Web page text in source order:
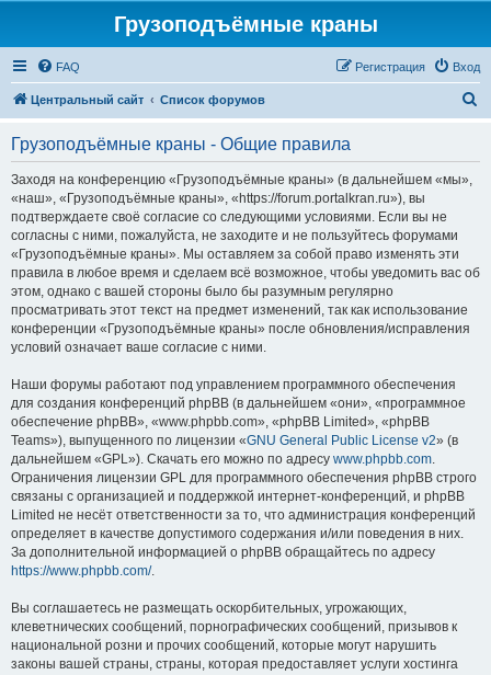
Грузоподъёмные краны
FAQ Вход
Регистрация
Центральный сайт Список форумов
Грузоподъёмные краны - Общие правила
Заходя на конференцию «Грузоподъёмные краны» (в дальнейшем «мы»,
«наш», «Грузоподъёмные краны», «https://forum.portalkran.ru»), вы
подтверждаете своё согласие со следующими условиями. Если вы не
согласны с ними, пожалуйста, не заходите и не пользуйтесь форумами
«Грузоподъёмные краны». Мы оставляем за собой право изменять эти
правила в любое время и сделаем всё возможное, чтобы уведомить вас об
этом, однако с вашей стороны было бы разумным регулярно
просматривать этот текст на предмет изменений, так как использование
конференции «Грузоподъёмные краны» после обновления/исправления
условий означает ваше согласие с ними.
Наши форумы работают под управлением программного обеспечения
для создания конференций phpBB (в дальнейшем «они», «программное
обеспечение phpBB», «www.phpbb.com», «phpBB Limited», «phpBB
Teams»), выпущенного по лицензии «GNU General Public License v2» (в
дальнейшем «GPL»). Скачать его можно по адресу www.phpbb.com.
Ограничения лицензии GPL для программного обеспечения phpBB строго
связаны с организацией и поддержкой интернет-конференций, и phpBB
Limited не несёт ответственности за то, что администрация конференций
определяет в качестве допустимого содержания и/или поведения в них.
За дополнительной информацией о phpBB обращайтесь по адресу
https://www.phpbb.com/.
Вы соглашаетесь не размещать оскорбительных, угрожающих,
клеветнических сообщений, порнографических сообщений, призывов к
национальной розни и прочих сообщений, которые могут нарушить
законы вашей страны, страны, которая предоставляет услуги хостинга